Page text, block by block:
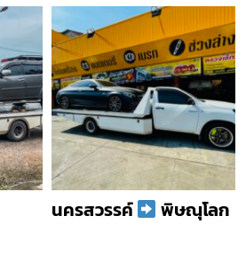
นครสวรรค์ พิษณุโลก